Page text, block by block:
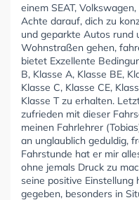
einem SEAT,
Achte darauf, dich zu
und geparkte Autos rund
Wohnstraßen gehen,
bietet Exzellente
B, Klasse A, Klasse BE,
Klasse C, Klasse CE,
Klasse T zu erhalten.
zufrieden mit dieser
meinen Fahrlehrer
an unglaublich geduldig,
Fahrstunde hat er mir
ohne jemals Druck zu
seine positive
gegeben, besonders in